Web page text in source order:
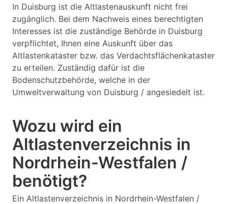
In Duisburg ist die Altlastenauskunft nicht frei
zugänglich. Bei dem Nachweis eines berechtigten
Interesses ist die zuständige Behörde in Duisburg
verpflichtet, Ihnen eine Auskunft über das
Altlastenkataster bzw. das Verdachtsflächenkataster
zu erteilen. Zuständig dafür ist die
Bodenschutzbehörde, welche in der
Umweltverwaltung von Duisburg / angesiedelt ist.
Wozu wird ein
Altlastenverzeichnis in
Nordrhein-Westfalen /
benötigt?
Ein Altlastenverzeichnis in Nordrhein-Westfalen /